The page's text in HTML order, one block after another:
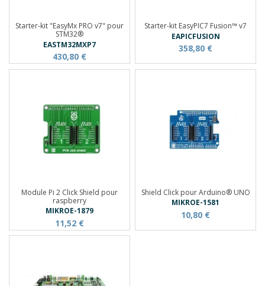
Starter-kit "EasyMx PRO v7" pour
STM32®
EASTM32MXP7
430,80 €
Starter-kit EasyPIC7 Fusion™ v7
EAPICFUSION
358,80 €
Module Pi 2 Click Shield pour
raspberry
MIKROE-1879
11,52 €
Shield Click pour Arduino® UNO
MIKROE-1581
10,80 €